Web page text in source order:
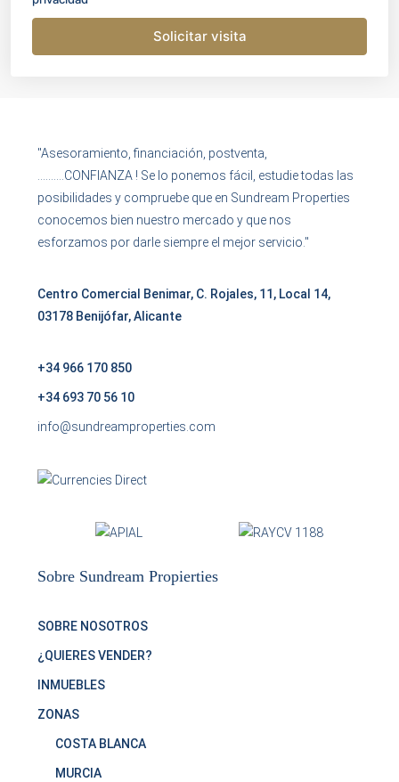
Solicitar visita
"Asesoramiento, financiación, postventa,
……….CONFIANZA ! Se lo ponemos fácil, estudie todas las
posibilidades y compruebe que en Sundream Properties
conocemos bien nuestro mercado y que nos
esforzamos por darle siempre el mejor servicio."
Centro Comercial Benimar, C. Rojales, 11, Local 14,
03178 Benijófar, Alicante
+34 966 170 850
+34 693 70 56 10
info@sundreamproperties.com
Sobre Sundream Propierties
SOBRE NOSOTROS
¿QUIERES VENDER?
INMUEBLES
ZONAS
COSTA BLANCA
MURCIA